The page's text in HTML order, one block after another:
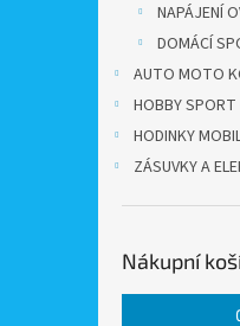
NAPÁJENÍ
DOMÁCÍ
AUTO MOTO
HOBBY
HODINKY
ZÁSUVKY A
Nákupní